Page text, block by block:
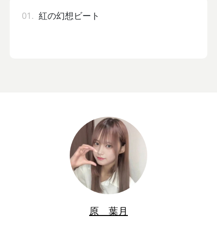
01. 紅の幻想ビート
原 葉月